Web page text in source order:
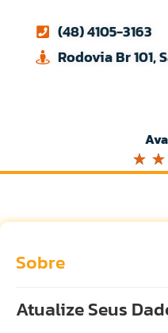
(48) 4105-3163
Rodovia Br 101,
☆ ☆
Sobre
Atualize Seus